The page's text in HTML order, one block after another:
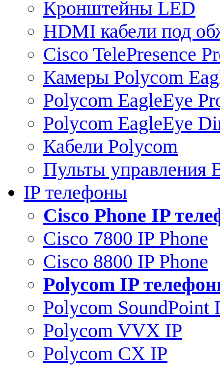
Кронштейны LED
HDMI кабели под
Cisco TelePresence
Камеры Polycom
Polycom EagleEye
Polycom EagleEye
Кабели Polycom
Пульты управления
IP телефоны
Сisco Phone IP
Cisco 7800 IP Phone
Cisco 8800 IP Phone
Polycom IP
Polycom SoundPoint
Polycom VVX IP
Polycom CX IP